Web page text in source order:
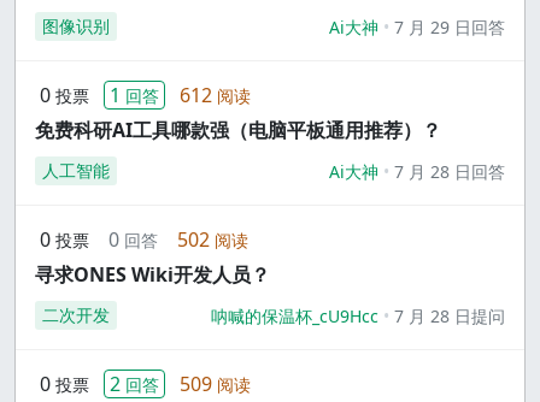
图像识别 Ai大神 7 月 29 日回答
0 投票 1 回答 612 阅读
免费科研AI工具哪款强（电脑平板通用推荐）？
人工智能 Ai大神 7 月 28 日回答
0 投票 0 回答 502 阅读
寻求ONES Wiki开发人员？
二次开发 呐喊的保温杯_cU9Hcc 7 月 28 日提问
0 投票 2 回答 509 阅读